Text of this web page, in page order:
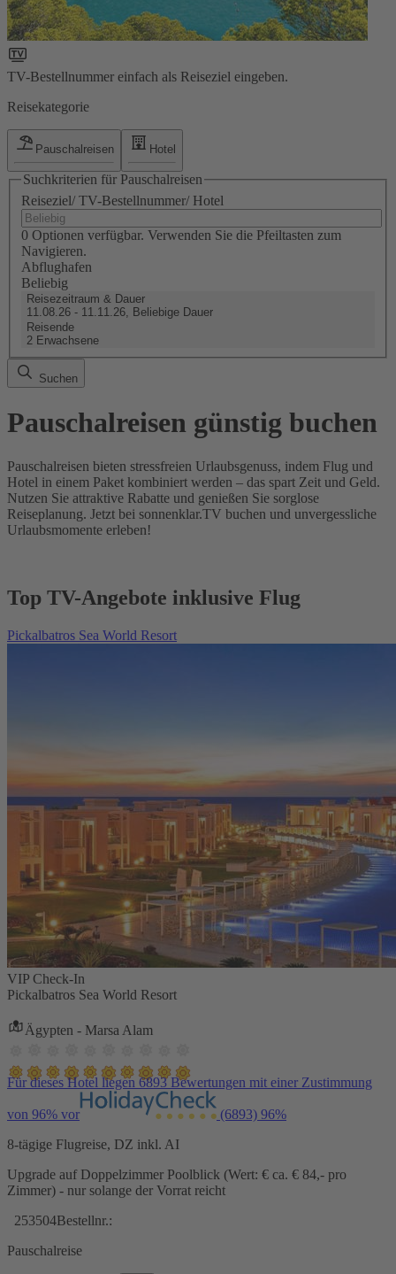
TV-Bestellnummer einfach als Reiseziel eingeben.
Reisekategorie
Pauschalreisen Hotel
Suchkriterien für Pauschalreisen
Reiseziel/ TV-Bestellnummer/ Hotel
0 Optionen verfügbar. Verwenden Sie die Pfeiltasten zum
Navigieren.
Abflughafen
Beliebig
Reisezeitraum & Dauer
11.08.26 - 11.11.26, Beliebige Dauer
Reisende
2 Erwachsene
Suchen
Pauschalreisen günstig buchen
Pauschalreisen bieten stressfreien Urlaubsgenuss, indem Flug und
Hotel in einem Paket kombiniert werden – das spart Zeit und Geld.
Nutzen Sie attraktive Rabatte und genießen Sie sorglose
Reiseplanung. Jetzt bei sonnenklar.TV buchen und unvergessliche
Urlaubsmomente erleben!
Top TV-Angebote inklusive Flug
Pickalbatros Sea World Resort
VIP Check-In
Pickalbatros Sea World Resort
Ägypten - Marsa Alam
Für dieses Hotel liegen 6893 Bewertungen mit einer Zustimmung
von 96% vor (6893) 96%
8-tägige Flugreise, DZ inkl. AI
Upgrade auf Doppelzimmer Poolblick (Wert: € ca. € 84,- pro
Zimmer) - nur solange der Vorrat reicht
253504Bestellnr.:
Pauschalreise